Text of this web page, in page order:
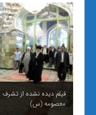
فیلم دیده نشده از
معصومه (س)